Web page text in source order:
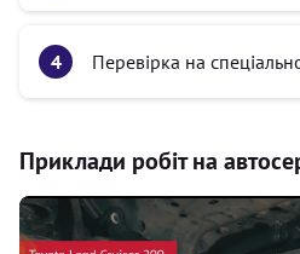
Перевірка на
Приклади робіт на